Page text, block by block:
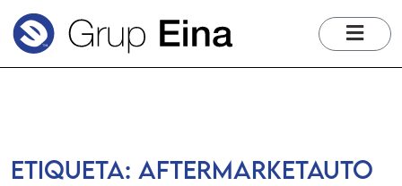
Etiqueta: aftermarketauto